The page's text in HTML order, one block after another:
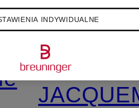
Torby
INDYWIDUALNE